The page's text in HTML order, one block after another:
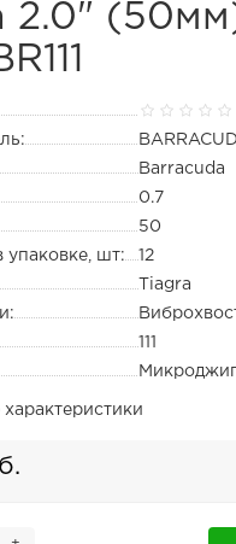
2.0"
Barracuda
0.7
50
упаковке, шт:
12
Tiagra
111
Микроджиг
характеристики